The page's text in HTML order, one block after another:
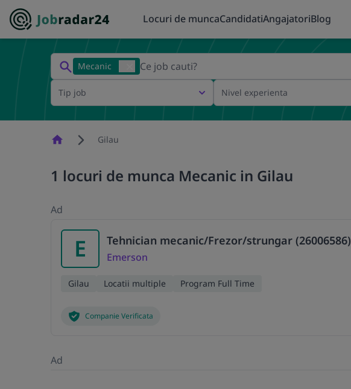
Locuri de muncaCandidatiAngajatoriBlog
Mecanic
Tip job Nivel experienta
HomepageGilau
1 locuri de munca Mecanic in Gilau
Ad
E Tehnician mecanic/Frezor/strungar (26006586)
Emerson
Gilau Locatii multiple Program Full Time
Companie Verificata
Ad